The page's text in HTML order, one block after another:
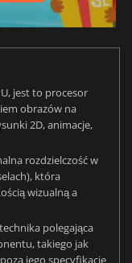
jest to procesor
obrazów na
2D, animacje,
rozdzielczość w
która
wizualną a
polegająca
takiego jak